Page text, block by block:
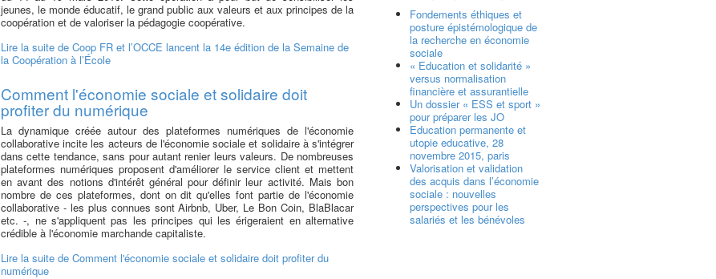
jeunes, le monde éducatif, le grand public aux valeurs et aux principes de la
coopération et de valoriser la pédagogie coopérative.
Lire la suite de Coop FR et l’OCCE lancent la 14e édition de la Semaine de
la Coopération à l’École
Comment l'économie sociale et solidaire doit
profiter du numérique
La dynamique créée autour des plateformes numériques de l'économie
collaborative incite les acteurs de l'économie sociale et solidaire à s'intégrer
dans cette tendance, sans pour autant renier leurs valeurs. De nombreuses
plateformes numériques proposent d'améliorer le service client et mettent
en avant des notions d'intérêt général pour définir leur activité. Mais bon
nombre de ces plateformes, dont on dit qu'elles font partie de l'économie
collaborative - les plus connues sont Airbnb, Uber, Le Bon Coin, BlaBlacar
etc. -, ne s'appliquent pas les principes qui les érigeraient en alternative
crédible à l'économie marchande capitaliste.
Lire la suite de Comment l'économie sociale et solidaire doit profiter du
numérique
Fondements éthiques et
posture épistémologique de
la recherche en économie
sociale
« Education et solidarité »
versus normalisation
financière et assurantielle
Un dossier « ESS et sport »
pour préparer les JO
Education permanente et
utopie educative, 28
novembre 2015, paris
Valorisation et validation
des acquis dans l’économie
sociale : nouvelles
perspectives pour les
salariés et les bénévoles